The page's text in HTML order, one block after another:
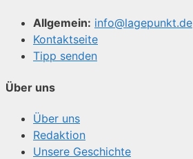
Allgemein: info@lagepunkt.de
Kontaktseite
Tipp senden
Über uns
Über uns
Redaktion
Unsere Geschichte